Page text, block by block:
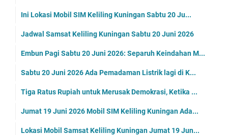
Ini Lokasi Mobil SIM Keliling Kuningan Sabtu 20 Ju...
Jadwal Samsat Keliling Kuningan Sabtu 20 Juni 2026
Embun Pagi Sabtu 20 Juni 2026: Separuh Keindahan M...
Sabtu 20 Juni 2026 Ada Pemadaman Listrik lagi di K...
Tiga Ratus Rupiah untuk Merusak Demokrasi, Ketika ...
Jumat 19 Juni 2026 Mobil SIM Keliling Kuningan Ada...
Lokasi Mobil Samsat Keliling Kuningan Jumat 19 Jun...